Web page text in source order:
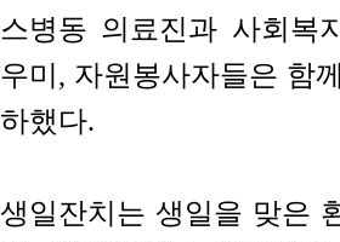
스병동 의료진과 사회복
우미, 자원봉사자들은 함
하했다.
생일잔치는 생일을 맞은